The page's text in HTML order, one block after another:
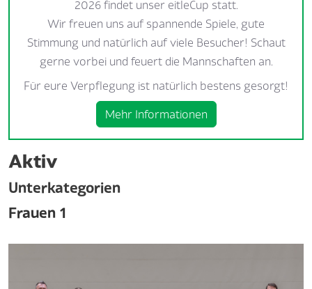
2026 findet unser eitleCup statt.
Wir freuen uns auf spannende Spiele, gute
Stimmung und natürlich auf viele Besucher! Schaut
gerne vorbei und feuert die Mannschaften an.
Für eure Verpflegung ist natürlich bestens gesorgt!
Mehr Informationen
Aktiv
Unterkategorien
Frauen 1